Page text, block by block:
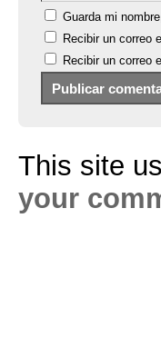
Guarda mi
Recibir un correo
Recibir un correo
This site
your